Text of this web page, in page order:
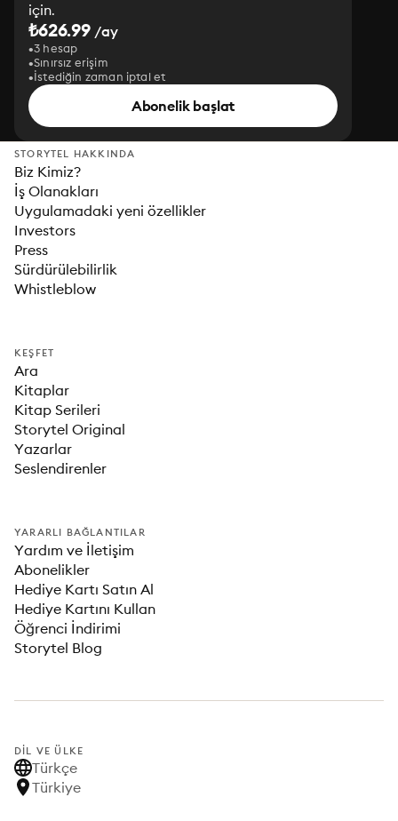
için.
₺626.99 /ay
3 hesap
Sınırsız erişim
İstediğin zaman iptal et
Abonelik başlat
STORYTEL HAKKINDA
Biz Kimiz?
İş Olanakları
Uygulamadaki yeni özellikler
Investors
Press
Sürdürülebilirlik
Whistleblow
KEŞFET
Ara
Kitaplar
Kitap Serileri
Storytel Original
Yazarlar
Seslendirenler
YARARLI BAĞLANTILAR
Yardım ve İletişim
Abonelikler
Hediye Kartı Satın Al
Hediye Kartını Kullan
Öğrenci İndirimi
Storytel Blog
DIL VE ÜLKE
Türkçe
Türkiye